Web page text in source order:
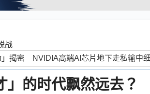
战
」的时代飘然远去